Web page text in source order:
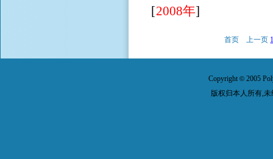
[2008年]
首页 上一页
Copyright© 2005
版权归本人所有,